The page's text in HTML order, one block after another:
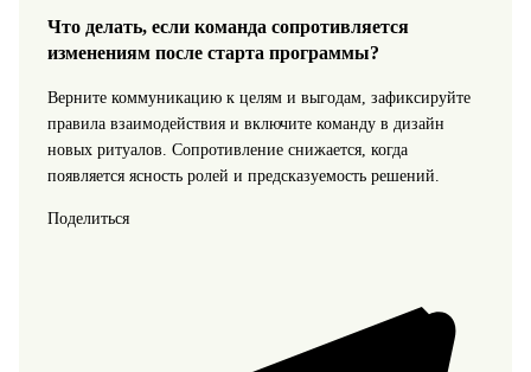
Что делать, если команда сопротивляется
изменениям после старта программы?
Верните коммуникацию к целям и выгодам, зафиксируйте
правила взаимодействия и включите команду в дизайн
новых ритуалов. Сопротивление снижается, когда
появляется ясность ролей и предсказуемость решений.
Поделиться